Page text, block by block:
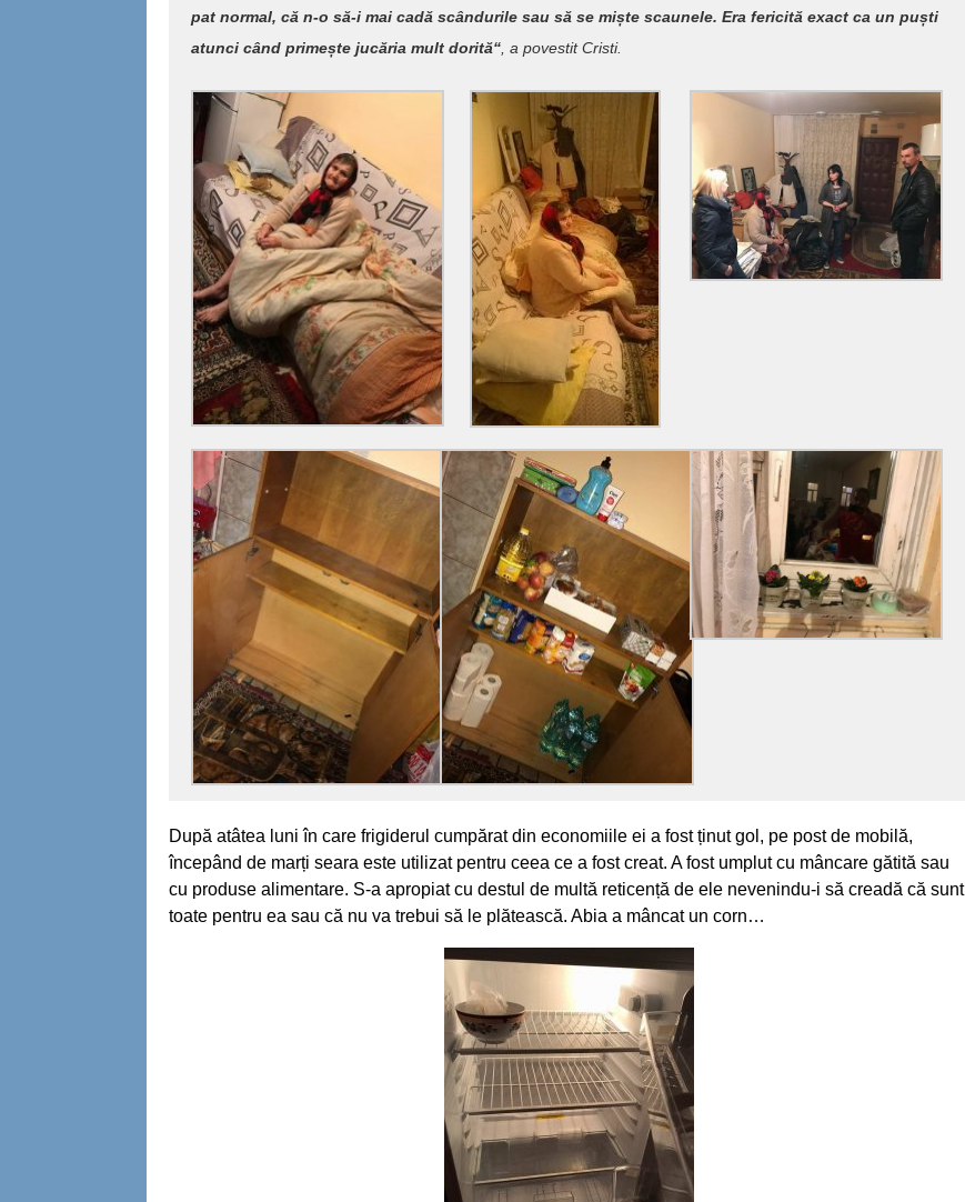
pat normal, că n-o să-i mai cadă scândurile sau să se miște scaunele. Era fericită exact ca un puști
atunci când primește jucăria mult dorită“ , a povestit Cristi.
După atâtea luni în care frigiderul cumpărat din economiile ei a fost ținut gol, pe post de mobilă,
începând de marți seara este utilizat pentru ceea ce a fost creat. A fost umplut cu mâncare gătită sau
cu produse alimentare. S-a apropiat cu destul de multă reticență de ele nevenindu-i să creadă că sunt
toate pentru ea sau că nu va trebui să le plătească. Abia a mâncat un corn…